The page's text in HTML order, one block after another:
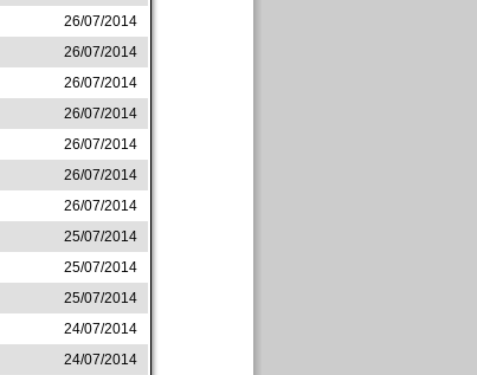
26/07/2014
26/07/2014
26/07/2014
26/07/2014
26/07/2014
26/07/2014
26/07/2014
25/07/2014
25/07/2014
25/07/2014
24/07/2014
24/07/2014